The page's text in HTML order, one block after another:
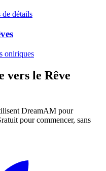
détails
oniriques
vers le Rêve
DreamAM pour
pour commencer, sans